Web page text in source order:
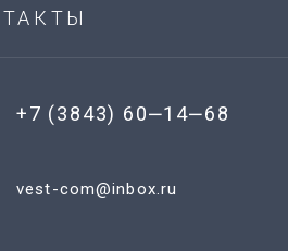
+7 (3843) 60‒14‒68
vest-com@inbox.ru